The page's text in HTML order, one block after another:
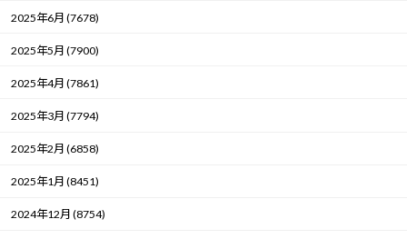
2025年6月 (7678)
2025年5月 (7900)
2025年4月 (7861)
2025年3月 (7794)
2025年2月 (6858)
2025年1月 (8451)
2024年12月 (8754)